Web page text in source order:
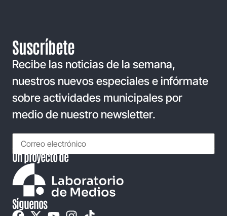
Suscríbete
Recibe las noticias de la semana,
nuestros nuevos especiales e infórmate
sobre actividades municipales por
medio de nuestro newsletter.
Un proyecto de
Síguenos